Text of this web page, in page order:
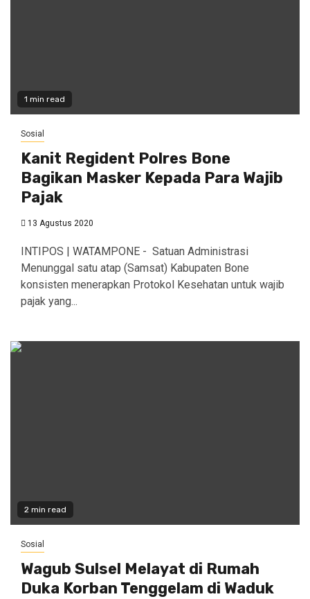
1 min read
Sosial
Kanit Regident Polres Bone
Bagikan Masker Kepada Para Wajib
Pajak
13 Agustus 2020
INTIPOS | WATAMPONE - Satuan Administrasi
Menunggal satu atap (Samsat) Kabupaten Bone
konsisten menerapkan Protokol Kesehatan untuk wajib
pajak yang...
2 min read
Sosial
Wagub Sulsel Melayat di Rumah
Duka Korban Tenggelam di Waduk